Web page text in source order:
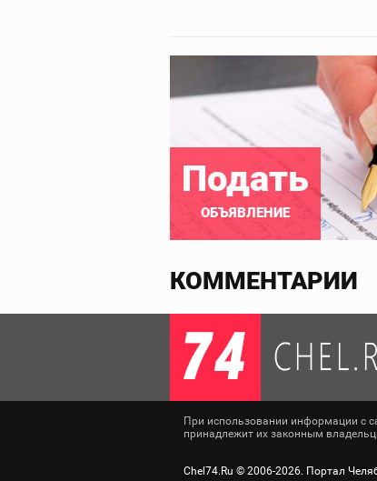
Подать
ОБЪЯВЛЕНИЕ
КОММЕНТАРИИ
При использовании информации с
принадлежит их законным
Chel74.Ru © 2006-2026. Портал